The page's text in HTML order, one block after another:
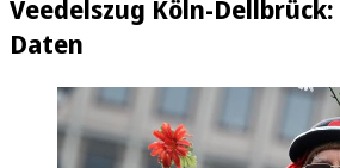
Veedelszug Köln-
Daten